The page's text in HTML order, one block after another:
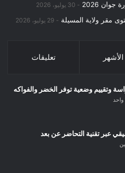
2026
30 يوليو، 2026
مقر ولاية المسيلة 29 يوليو، 2026
الأشهر تعليقات
وتقييم وضعية توفر الخضر والفواكه
واحد
عبر تقنية التحاضر عن بعد